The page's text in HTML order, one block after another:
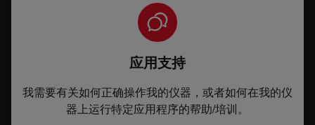
应用支持
我需要有关如何正确操作我的仪器，或者如何在我的仪
器上运行特定应用程序的帮助/培训。